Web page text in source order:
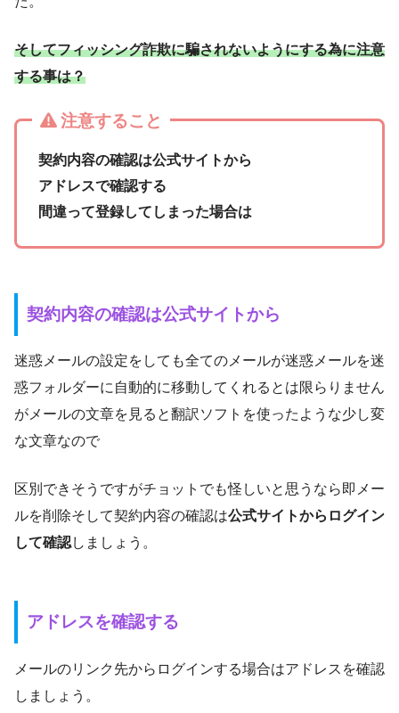
そしてフィッシング詐欺に騙されないようにする為に注意
する事は？
注意すること
契約内容の確認は公式サイトから
アドレスで確認する
間違って登録してしまった場合は
契約内容の確認は公式サイトから
迷惑メールの設定をしても全てのメールが迷惑メールを迷
惑フォルダーに自動的に移動してくれるとは限らりません
がメールの文章を見ると翻訳ソフトを使ったような少し変
な文章なので
区別できそうですがチョットでも怪しいと思うなら即メー
ルを削除そして契約内容の確認は公式サイトからログイン
して確認しましょう。
アドレスを確認する
メールのリンク先からログインする場合はアドレスを確認
しましょう。